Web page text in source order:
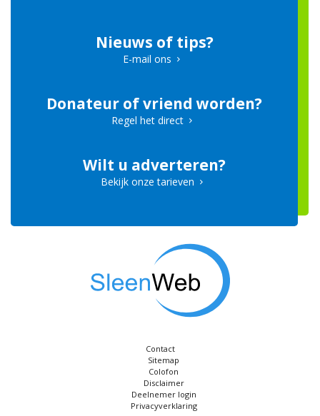
Nieuws of tips?
E-mail ons
Donateur of vriend worden?
Regel het direct
Wilt u adverteren?
Bekijk onze tarieven
Contact
Sitemap
Colofon
Disclaimer
Deelnemer login
Privacyverklaring